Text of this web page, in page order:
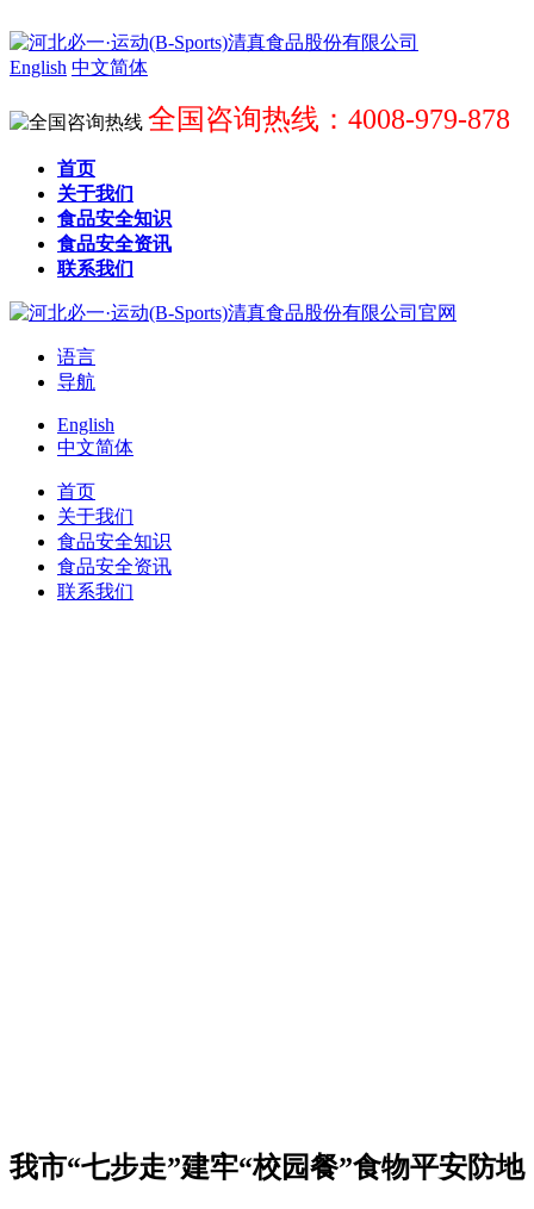
English 中文简体
全国咨询热线：4008-979-878
首页
关于我们
食品安全知识
食品安全资讯
联系我们
语言
导航
English
中文简体
首页
关于我们
食品安全知识
食品安全资讯
联系我们
我市“七步走”建牢“校园餐”食物平安防地